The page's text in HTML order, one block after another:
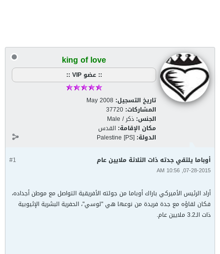
king of love
:: عضو VIP ::
تاريخ التسجيل: May 2008
المشاركات: 37720
الجنس: ذكر / Male
مكان الإقامة: القدس
الدولة: Palestine [PS]
#1 أوباما يلتقي جدته ذات الثلاثة ملايين عام
07-28-2015, 10:56 AM
أراد الرئيس الأميركي باراك أوباما من جولته الأفريقية التواصل مع موطن أجداده،
فكان لقاؤه مع جدة فريدة من نوعها هي "لوسي"، الحفرية البشرية الإثيوبية
ذات الـ3.2 ملايين عام.